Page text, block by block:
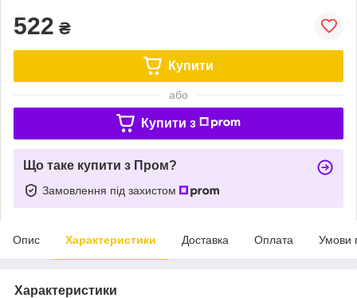
522 ₴
Купити
або
Купити з
Що таке купити з Пром?
Замовлення під захистом
Опис Характеристики Доставка Оплата Умови
Характеристики